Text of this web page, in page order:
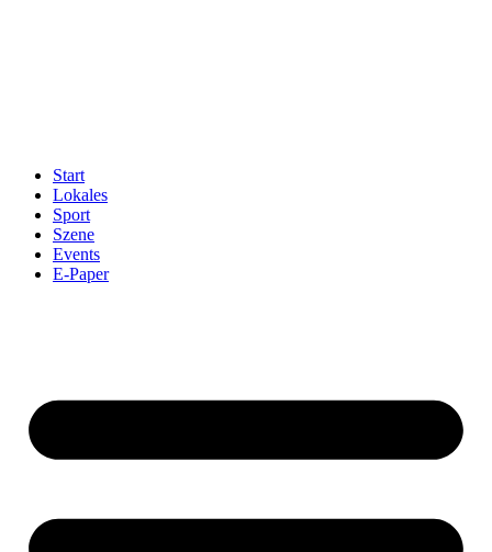
Start
Lokales
Sport
Szene
Events
E-Paper